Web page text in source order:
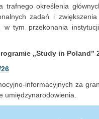
określenia
zadań i zwiększenia
w tym przekonania
„Study in Poland”
informacyjnych za
umiędzynarodowienia.